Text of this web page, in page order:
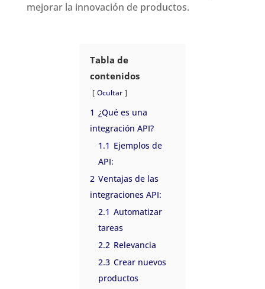
mejorar la innovación de productos.
Tabla de
contenidos
Ocultar
1 ¿Qué es una
integración API?
1.1 Ejemplos de
API:
2 Ventajas de las
integraciones API:
2.1 Automatizar
tareas
2.2 Relevancia
2.3 Crear nuevos
productos